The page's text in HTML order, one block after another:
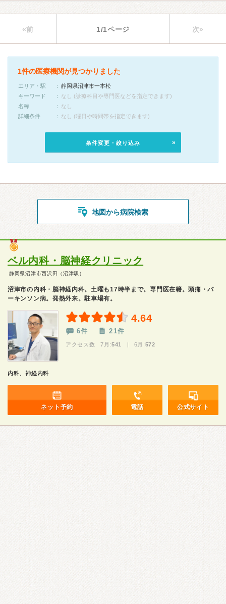
«前 1/1ページ 次»
1件の医療機関が見つかりました
エリア・駅
静岡県沼津市一本松
キーワード
なし (診療科目や専門医などを指定できます)
名称
なし
詳細条件
なし (曜日や時間帯を指定できます)
条件変更・絞り込み
地図から病院検索
ベル内科・脳神経クリニック
静岡県沼津市西沢田（沼津駅）
沼津市の内科・脳神経内科。土曜も17時半まで。専門医在籍。頭痛・パ
ーキンソン病。発熱外来。駐車場有。
4.64
6件 21件
アクセス数 7月:541 | 6月:572
内科、神経内科
ネット予約 電話 公式サイト